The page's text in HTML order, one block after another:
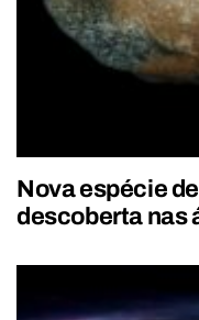
Nova espécie
descoberta nas